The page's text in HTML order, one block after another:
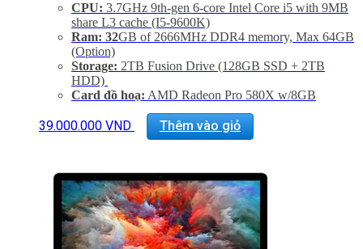
CPU: 3.7GHz 9th-gen 6-core Intel Core i5 with 9MB
share L3 cache (I5-9600K)
Ram: 32GB of 2666MHz DDR4 memory, Max 64GB
(Option)
Storage: 2TB Fusion Drive (128GB SSD + 2TB
HDD)
Card đồ hoạ: AMD Radeon Pro 580X w/8GB
Màn hình:
27 inch 16:9 widescreen LED-backlit
Retina 5K disaplay (5120×2880)
Tình trạng:Likenew Fullbox
Phụ Kiện:Body, Dây nguồn, Keyboard 2, Mouse 2
Bảo hành: 6 tháng
Hổ trợ kỹ thuật, cài đặt phần mềm và vệ sinh máy suốt
đời.
39.000.000 VND Thêm vào giỏ